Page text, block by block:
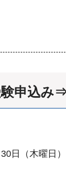
申込
日（木曜日